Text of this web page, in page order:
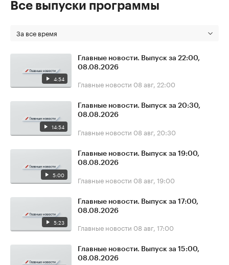
Все выпуски программы
За все время
4:54
Главные новости. Выпуск за 22:00,
08.08.2026
Главные новости 08 авг, 22:00
14:54
Главные новости. Выпуск за 20:30,
08.08.2026
Главные новости 08 авг, 20:30
5:00
Главные новости. Выпуск за 19:00,
08.08.2026
Главные новости 08 авг, 19:00
5:23
Главные новости. Выпуск за 17:00,
08.08.2026
Главные новости 08 авг, 17:00
Главные новости. Выпуск за 15:00,
08.08.2026